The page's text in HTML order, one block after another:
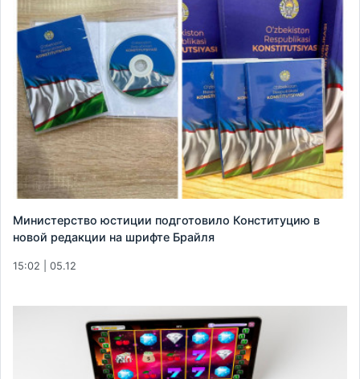
Министерство юстиции подготовило Конституцию в
новой редакции на шрифте Брайля
15:02 | 05.12